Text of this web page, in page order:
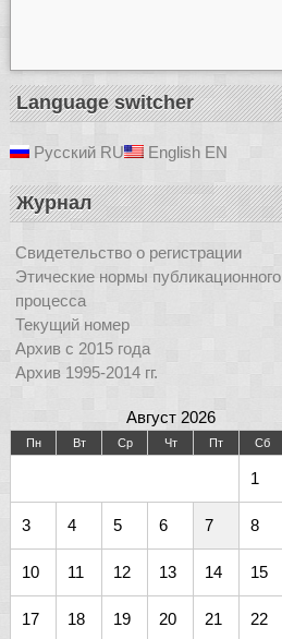
Language switcher
Русский RU English EN
Журнал
Свидетельство о регистрации
Этические нормы публикационного
процесса
Текущий номер
Архив с 2015 года
Архив 1995-2014 гг.
Август 2026
Пн Вт Ср Чт Пт Сб
1
3 4 5 6 7 8
10 11 12 13 14 15
17 18 19 20 21 22